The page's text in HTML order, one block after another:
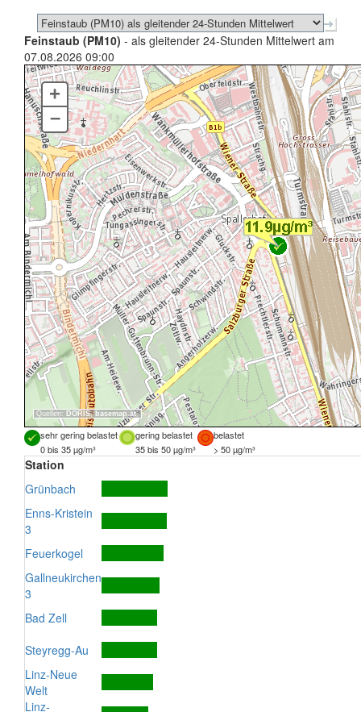
Feinstaub (PM10) - als gleitender 24-Stunden Mittelwert am
07.08.2026 09:00
Quellen: DORIS, basemap.at
+
–
sehr gering belastet gering belastet
belastet
0 bis 35 µg/m³
35 bis 50 µg/m³ > 50 µg/m³
Station
Grünbach
Enns-Kristein
3
Feuerkogel
Gallneukirchen
3
Bad Zell
Steyregg-Au
Linz-Neue
Welt
Linz-